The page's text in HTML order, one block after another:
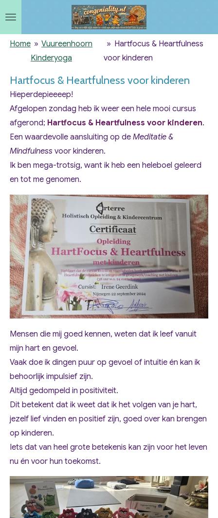
naar
Home » Vuureenhoorn
Kinderyoga
» Hartfocus & Heartfulness
voor kinderen
Hartfocus & Heartfulness voor kinderen
Hieperdepieeeep!
Afgelopen zondag heb ik weer een hele mooi cursus
afgerond; Hartfocus & Heartfulness voor kinderen.
Een waardevolle aansluiting op deMeditatie &
Mindfulnessvoor kinderen.
Ik ben mega-trotsig, want ik heb een heleboel geleerd
en tot me genomen.
Mensen die mij goed kennen, weten dat ik leef vanuit
mijn hart en gevoel.
Vaak doe ik dingen puur op gevoel of intuïtie én kan ik
behoorlijk impulsief zijn.
Altijd gedompeld in positiviteit.
Dit betekent dat ik weet dat ik het volgen van je hart,
jezelf lief vinden en positief zijn, goed over kan brengen
op kinderen.
Iets dat van heel grote betekenis kan zijn voor het leven
nu én voor hun toekomst.